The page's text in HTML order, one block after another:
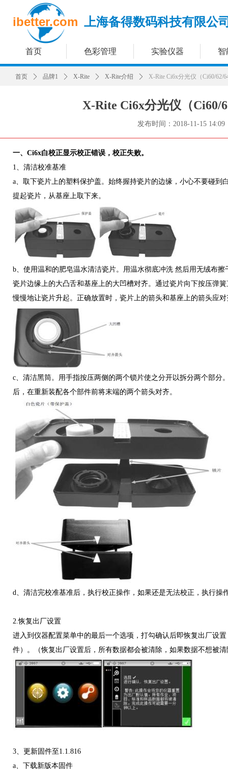
首页 色彩管理 实验仪器 智
ibetter.com 上海备得数码科技有限公
X-Rite Ci6x分光仪（Ci60/
发布时间： 2018-11-15 14:09
一、Ci6x白校正显示校正错误，校正失败。
1、清洁校准基准
a、取下瓷片上的塑料保护盖。始终握持瓷片的边缘，小心不要碰
提起瓷片，从基座上取下来。
b、使用温和的肥皂温水清洁瓷片。用温水彻底冲洗 然后用无绒布
瓷片边缘上的大凸舌和基座上的大凹槽对齐。通过瓷片向下按压弹
慢慢地让瓷片升起。正确放置时，瓷片上的箭头和基座上的箭头应
c、清洁黑筒。用手指按压两侧的两个锁片使之分开以拆分两个部
后，在重新装配各个部件前将末端的两个箭头对齐。
d、清洁完校准基准后，执行校正操作，如果还是无法校正，执行操
2.恢复出厂设置
进入到仪器配置菜单中的最后一个选项，打勾确认后即恢复出厂设
件）。（恢复出厂设置后，所有数据都会被清除，如果数据不想被
3、更新固件至1.1.816
a、下载新版本固件
首页 ꄲ 品牌1 ꄲ X-Rite ꄲ X-Rite介绍 ꄲ X-Rite Ci6x分光仪（Ci60/62/